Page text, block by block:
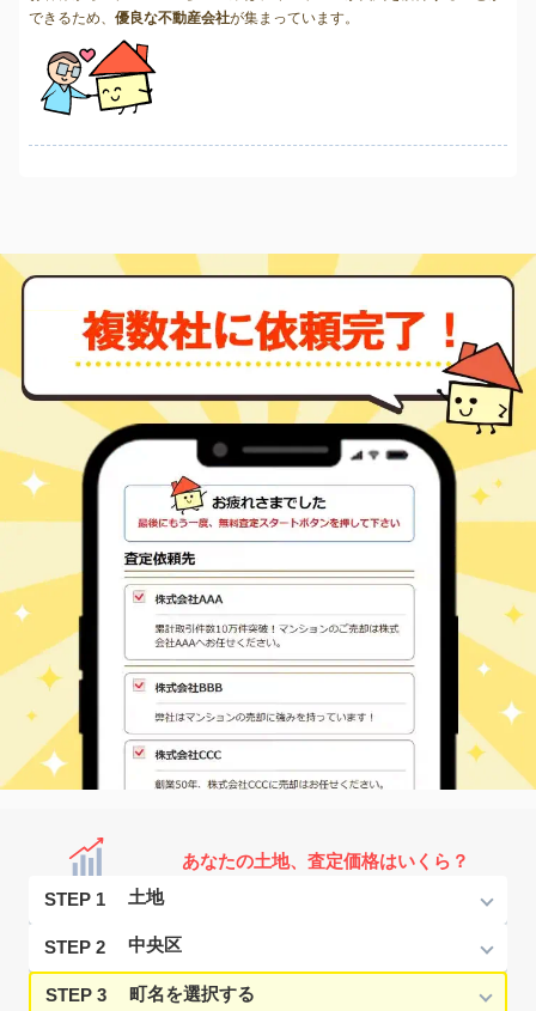
できるため、 優良な不動産会社が集まっています。
あなたの土地、査定価格はいくら？
STEP 1
STEP 2
STEP 3